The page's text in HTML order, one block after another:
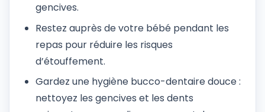
gencives.
Restez auprès de votre bébé pendant les
repas pour réduire les risques
d’étouffement.
Gardez une hygiène bucco-dentaire douce :
nettoyez les gencives et les dents